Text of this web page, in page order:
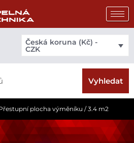
Česká koruna (Kč) -
CZK
Vyhledat
plocha výměníku / 3.4 m2